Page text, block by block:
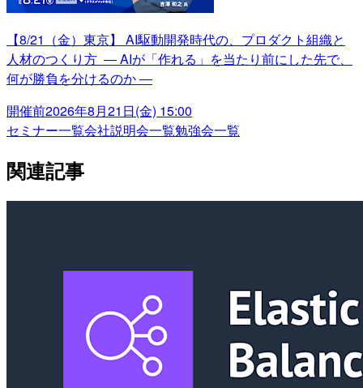
【8/21（金）東京】 AI駆動開発時代の、プロダクト組織と
人材のつくり方 ― AIが「作れる」を当たり前にした先で、
何が勝負を分けるのか ―
開催前2026年8月21日(金) 15:00
セミナー一覧会社説明会一覧勉強会一覧
関連記事